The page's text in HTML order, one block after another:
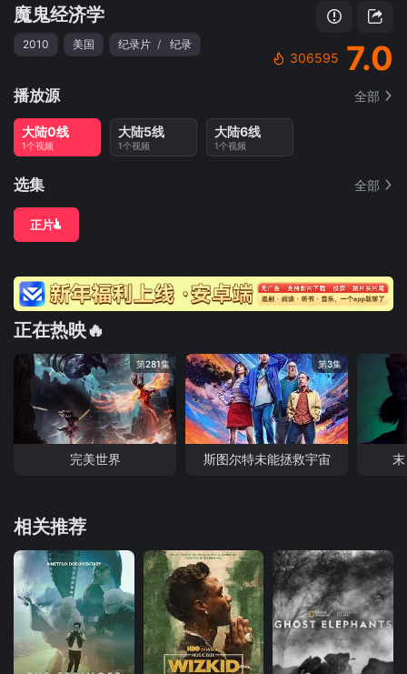
魔鬼经济学
2010 美国 纪录片 / 纪录
306595 7.0
播放源 全部
大陆0线
1个视频
大陆5线
1个视频
大陆6线
1个视频
选集 全部
正片
正在热映🔥
第281集
完美世界
第3集
斯图尔特未能拯救宇宙
相关推荐